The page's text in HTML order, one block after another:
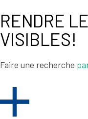
RENDRE
VISIBLES!
Faire une recherche